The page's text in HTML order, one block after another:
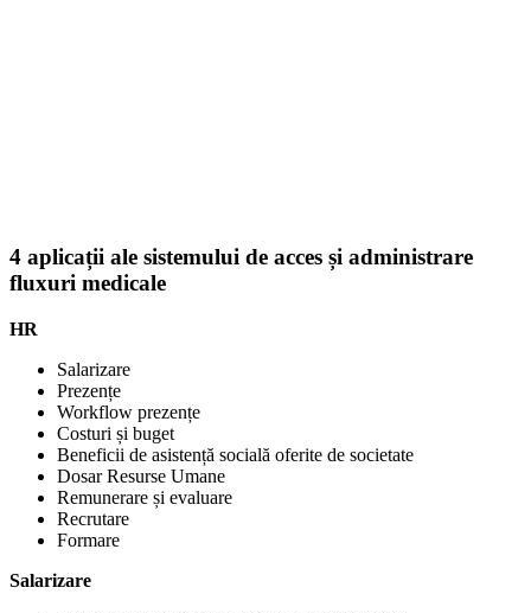
4 aplicații ale sistemului de acces și administrare
fluxuri medicale
HR
Salarizare
Prezențe
Workflow prezențe
Costuri și buget
Beneficii de asistență socială oferite de societate
Dosar Resurse Umane
Remunerare și evaluare
Recrutare
Formare
Salarizare